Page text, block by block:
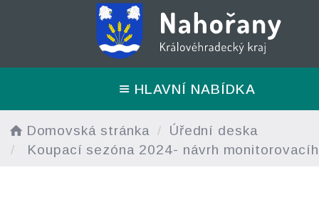
HLAVNÍ NABÍDKA
Domovská stránka
Úřední deska
Koupací sezóna 2024- návrh